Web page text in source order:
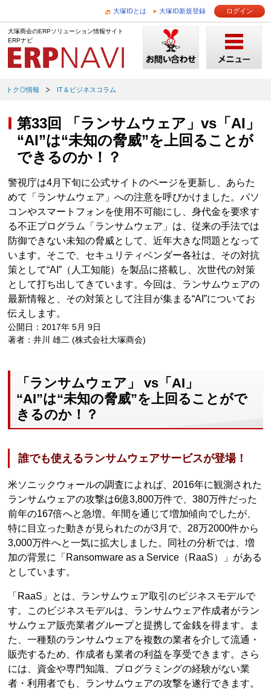
大塚IDとは 大塚ID新規登録 ログイン
大塚商会のERPソリューション情報サイト
ERPナビ
トク◎情報 IT＆ビジネスコラム
第33回 「ランサムウェア」vs「AI」
“AI”は“未知の脅威”を上回ることが
できるのか！？
警視庁は4月下旬に公式サイトのページを更新し、あらた
めて「ランサムウェア」への注意を呼びかけました。パソ
コンやスマートフォンを使用不可能にし、身代金を要求す
る不正プログラム「ランサムウェア」は、従来の手法では
防御できない未知の脅威として、近年大きな問題となって
います。そこで、セキュリティベンダー各社は、その対抗
策として“AI”（人工知能）を製品に搭載し、次世代の対策
として打ち出してきています。今回は、ランサムウェアの
最新情報と、その対策として注目が集まる“AI”についてお
伝えします。
公開日：2017年 5月 9日
著者：井川 雄二 (株式会社大塚商会)
「ランサムウェア」 vs「AI」
“AI”は“未知の脅威”を上回ることがで
きるのか！？
誰でも使えるランサムウェアサービスが登場！
米ソニックウォールの調査によれば、2016年に観測された
ランサムウェアの攻撃は6億3,800万件で、380万件だった
前年の167倍へと急増。年間を通じて増加傾向でしたが、
特に目立った動きが見られたのが3月で、28万2000件から
3,000万件へと一気に拡大しました。同社の分析では、増
加の背景に「Ransomware as a Service（RaaS）」がある
としています。
「RaaS」とは、ランサムウェア取引のビジネスモデルで
す。このビジネスモデルは、ランサムウェア作成者がラン
サムウェア販売業者グループと提携して金銭を得ます。ま
た、一種類のランサムウェアを複数の業者を介して流通・
販売するため、作成者も業者の利益を享受できます。さら
には、資金や専門知識、プログラミングの経験がない業
者・利用者でも、ランサムウェアの攻撃を遂行できます。